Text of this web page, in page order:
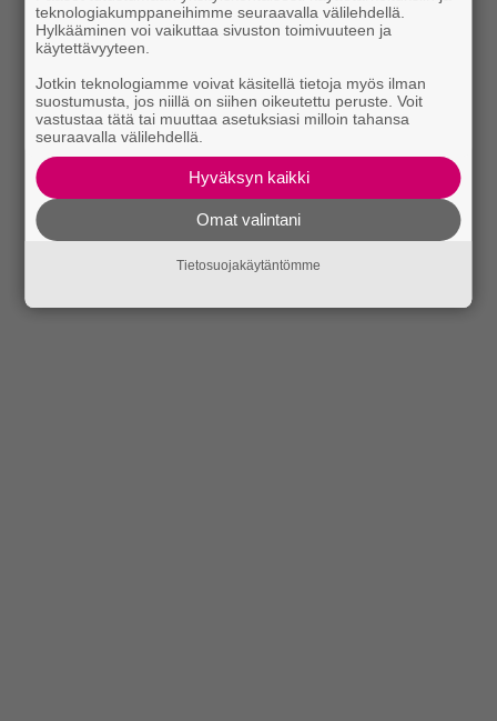
teknologiakumppaneihimme seuraavalla välilehdellä.
Hylkääminen voi vaikuttaa sivuston toimivuuteen ja
käytettävyyteen.
Jotkin teknologiamme voivat käsitellä tietoja myös ilman
suostumusta, jos niillä on siihen oikeutettu peruste. Voit
vastustaa tätä tai muuttaa asetuksiasi milloin tahansa
seuraavalla välilehdellä.
Hyväksyn kaikki
Omat valintani
Tietosuojakäytäntömme